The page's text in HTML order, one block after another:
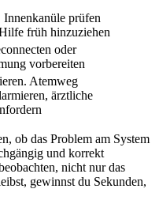
Innenkanüle prüfen
früh hinzuziehen
oder
vorbereiten
Atemweg
ärztliche
ob das Problem am System
und korrekt
nicht nur das
gewinnst du Sekunden,